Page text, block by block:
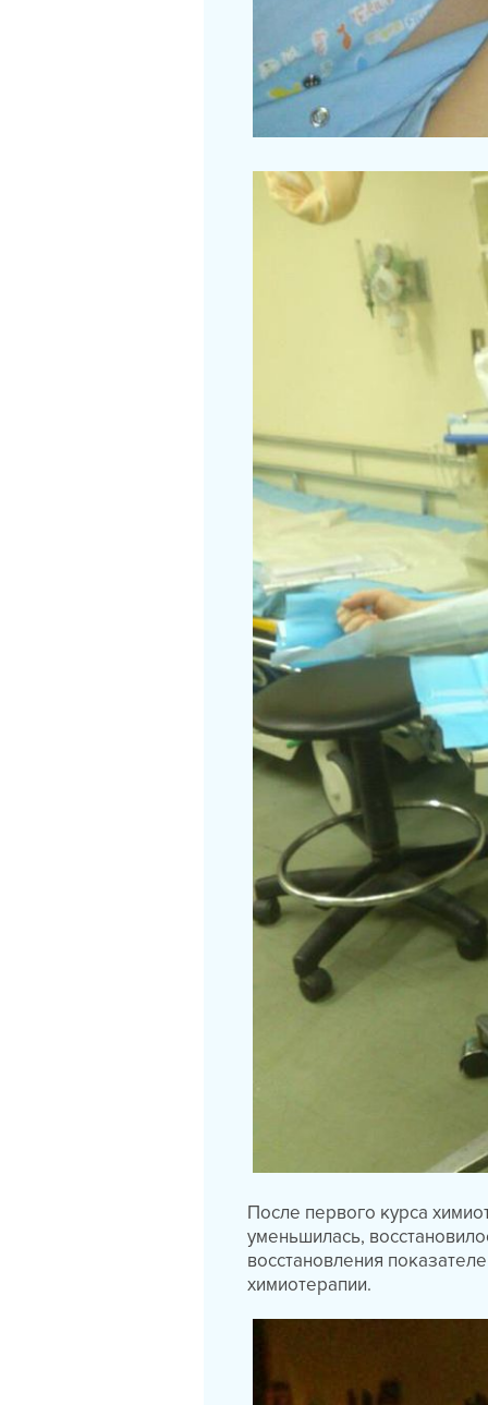
После первого курса
уменьшилась,
восстановления
химиотерапии.